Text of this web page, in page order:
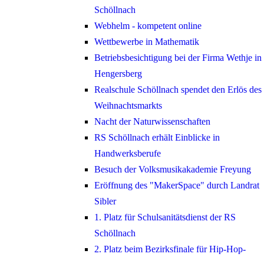
Schöllnach
Webhelm - kompetent online
Wettbewerbe in Mathematik
Betriebsbesichtigung bei der Firma Wethje in
Hengersberg
Realschule Schöllnach spendet den Erlös des
Weihnachtsmarkts
Nacht der Naturwissenschaften
RS Schöllnach erhält Einblicke in
Handwerksberufe
Besuch der Volksmusikakademie Freyung
Eröffnung des "MakerSpace" durch Landrat
Sibler
1. Platz für Schulsanitätsdienst der RS
Schöllnach
2. Platz beim Bezirksfinale für Hip-Hop-